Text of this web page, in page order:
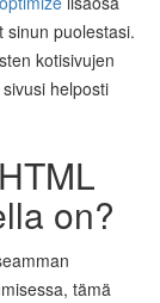
sinun puolestasi.
kotisivujen
helposti
on?
tämä